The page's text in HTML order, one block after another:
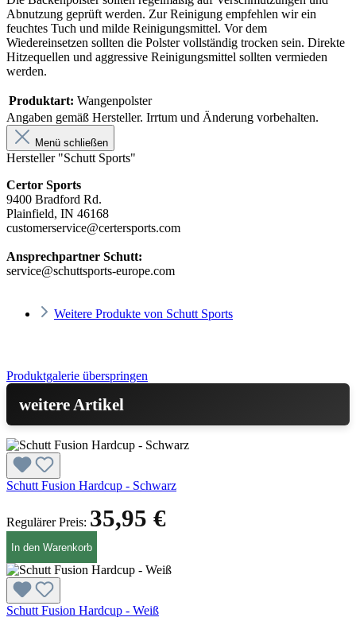
Abnutzung geprüft werden. Zur Reinigung empfehlen wir ein
feuchtes Tuch und milde Reinigungsmittel. Vor dem
Wiedereinsetzen sollten die Polster vollständig trocken sein. Direkte
Hitzequellen und aggressive Reinigungsmittel sollten vermieden
werden.
Produktart: Wangenpolster
Angaben gemäß Hersteller. Irrtum und Änderung vorbehalten.
Menü schließen
Hersteller "Schutt Sports"
Certor Sports
9400 Bradford Rd.
Plainfield, IN 46168
customerservice@certersports.com
Ansprechpartner Schutt:
service@schuttsports-europe.com
Weitere Produkte von Schutt Sports
Produktgalerie überspringen
weitere Artikel
Schutt Fusion Hardcup - Schwarz
Regulärer Preis: 35,95 €
In den Warenkorb
Schutt Fusion Hardcup - Weiß